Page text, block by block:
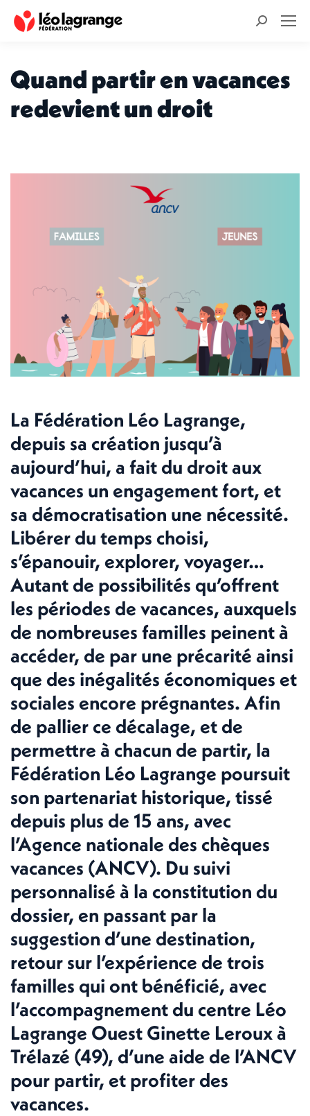
Recherche
Quand partir en vacances
redevient un droit
La Fédération Léo Lagrange,
depuis sa création jusqu’à
aujourd’hui, a fait du droit aux
vacances un engagement fort, et
sa démocratisation une nécessité.
Libérer du temps choisi,
s’épanouir, explorer, voyager…
Autant de possibilités qu’offrent
les périodes de vacances, auxquels
de nombreuses familles peinent à
accéder, de par une précarité ainsi
que des inégalités économiques et
sociales encore prégnantes. Afin
de pallier ce décalage, et de
permettre à chacun de partir, la
Fédération Léo Lagrange poursuit
son partenariat historique, tissé
depuis plus de 15 ans, avec
l’Agence nationale des chèques
vacances (ANCV). Du suivi
personnalisé à la constitution du
dossier, en passant par la
suggestion d’une destination,
retour sur l’expérience de trois
familles qui ont bénéficié, avec
l’accompagnement du centre Léo
Lagrange Ouest Ginette Leroux à
Trélazé (49), d’une aide de l’ANCV
pour partir, et profiter des
vacances.